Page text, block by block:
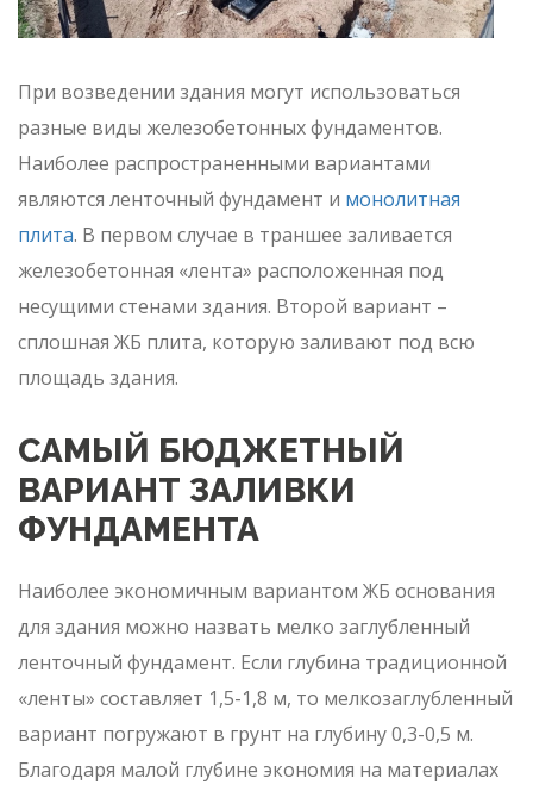
При возведении здания могут использоваться
разные виды железобетонных фундаментов.
Наиболее распространенными вариантами
являются ленточный фундамент и монолитная
плита. В первом случае в траншее заливается
железобетонная «лента» расположенная под
несущими стенами здания. Второй вариант –
сплошная ЖБ плита, которую заливают под всю
площадь здания.
САМЫЙ БЮДЖЕТНЫЙ
ВАРИАНТ ЗАЛИВКИ
ФУНДАМЕНТА
Наиболее экономичным вариантом ЖБ основания
для здания можно назвать мелко заглубленный
ленточный фундамент. Если глубина традиционной
«ленты» составляет 1,5-1,8 м, то мелкозаглубленный
вариант погружают в грунт на глубину 0,3-0,5 м.
Благодаря малой глубине экономия на материалах